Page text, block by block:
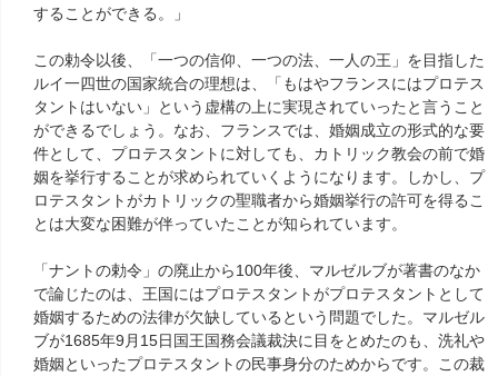
することができる。」
この勅令以後、「一つの信仰、一つの法、一人の王」を目指した
ルイ一四世の国家統合の理想は、「もはやフランスにはプロテス
タントはいない」という虚構の上に実現されていったと言うこと
ができるでしょう。なお、フランスでは、婚姻成立の形式的な要
件として、プロテスタントに対しても、カトリック教会の前で婚
姻を挙行することが求められていくようになります。しかし、プ
ロテスタントがカトリックの聖職者から婚姻挙行の許可を得るこ
とは大変な困難が伴っていたことが知られています。
「ナントの勅令」の廃止から100年後、マルゼルブが著書のなか
で論じたのは、王国にはプロテスタントがプロテスタントとして
婚姻するための法律が欠缺しているという問題でした。マルゼル
ブが1685年9月15日国王国務会議裁決に目をとめたのも、洗礼や
婚姻といったプロテスタントの民事身分のためからです。この裁